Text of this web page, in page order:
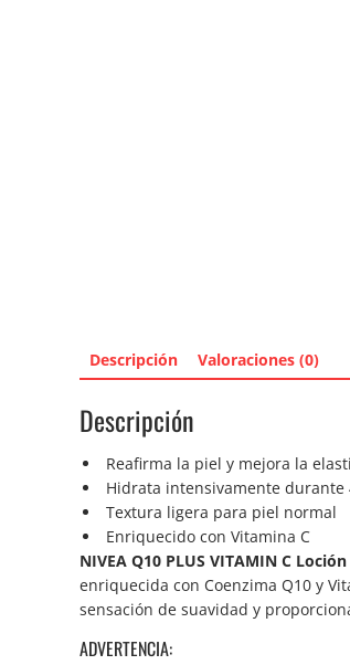
Descripción Valoraciones (0)
Descripción
Reafirma la piel y mejora la
Hidrata intensivamente durante
Textura ligera para piel normal
Enriquecido con Vitamina C
NIVEA Q10 PLUS VITAMIN C
enriquecida con Coenzima Q10 y
sensación de suavidad y
ADVERTENCIA: